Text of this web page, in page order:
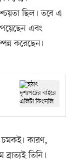
ছিল। তবে এ
এবং
করেছেন।
চমকই। কারণ,
তিনি।